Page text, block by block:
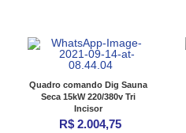
Quadro comando Dig Sauna
Seca 15kW 220/380v Tri
Incisor
R$ 2.004,75